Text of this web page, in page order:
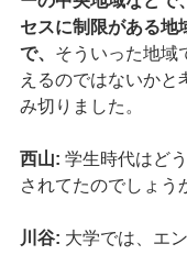
セスに制限がある地
で、 そういった地域
えるのではないかと
み切りました。
西山: 学生時代はど
されてたのでしょう
川谷: 大学では、エ